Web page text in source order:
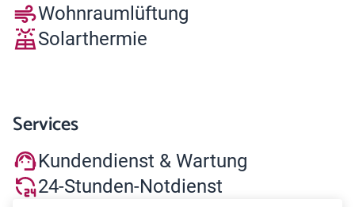
Wohnraumlüftung
Solarthermie
Services
Kundendienst & Wartung
24-Stunden-Notdienst